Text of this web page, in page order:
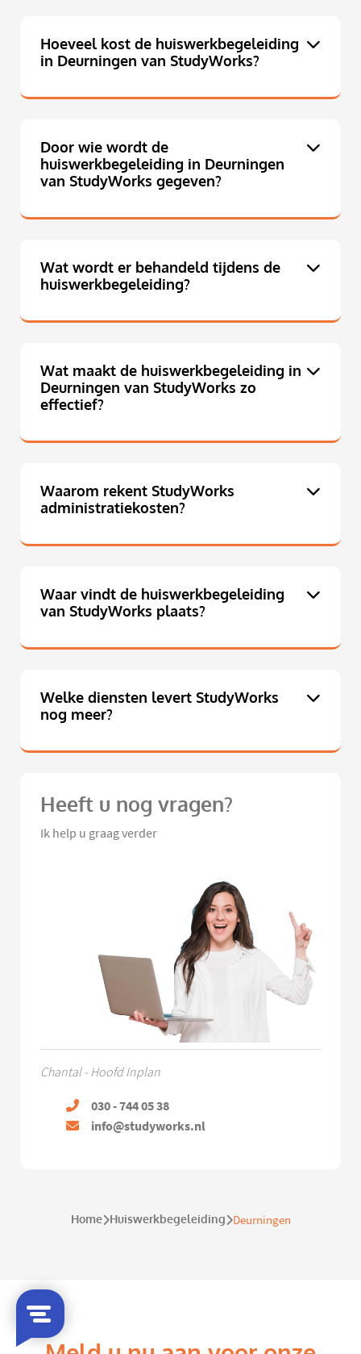
Hoeveel kost de huiswerkbegeleiding
in Deurningen van StudyWorks?
Door wie wordt de
huiswerkbegeleiding in Deurningen
van StudyWorks gegeven?
Wat wordt er behandeld tijdens de
huiswerkbegeleiding?
Wat maakt de huiswerkbegeleiding in
Deurningen van StudyWorks zo
effectief?
Waarom rekent StudyWorks
administratiekosten?
Waar vindt de huiswerkbegeleiding
van StudyWorks plaats?
Welke diensten levert StudyWorks
nog meer?
Heeft u nog vragen?
Ik help u graag verder
Chantal - Hoofd Inplan
030 - 744 05 38
info@studyworks.nl
Home Huiswerkbegeleiding Deurningen